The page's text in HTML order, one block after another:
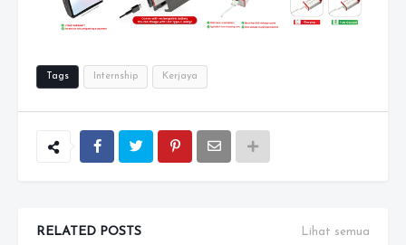
Tags Internship Kerjaya
RELATED POSTS Lihat semua